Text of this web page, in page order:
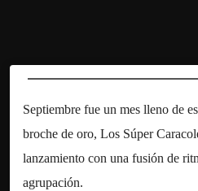
Septiembre fue un mes lleno de
broche de oro, Los Súper
lanzamiento con una fusión de
agrupación.